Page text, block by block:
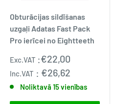
Obturācijas sildīšanas
uzgaļi Adatas Fast Pack
Pro ierīcei no Eightteeth
Pārdošanas
cena
Exc.VAT :€22,00
Inc.VAT : €26,62
Noliktavā 15 vienības